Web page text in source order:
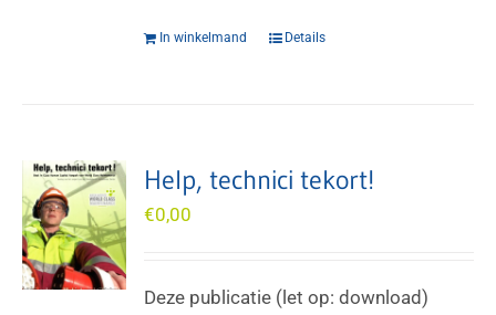
In winkelmand Details
Help, technici tekort!
€0,00
Deze publicatie (let op: download)